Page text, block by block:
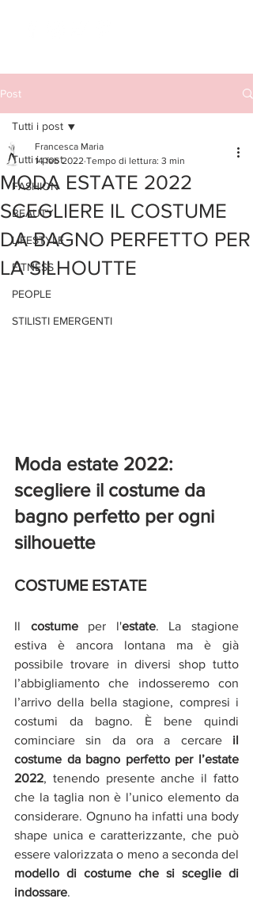
Post
Tutti i post
FASHION
BEAUTY
LIFESTYLE
FITNESS
PEOPLE
STILISTI EMERGENTI
Tutti i post
MODA ESTATE 2022
SCEGLIERE IL COSTUME
DA BAGNO PERFETTO PER
LA SILHOUTTE
Francesca Maria
14 feb 2022 Tempo di lettura: 3 min
Moda estate 2022:
scegliere il costume da
bagno perfetto per ogni
silhouette
COSTUME ESTATE
Il costume per l'estate. La stagione
estiva è ancora lontana ma è già
possibile trovare in diversi shop tutto
l’abbigliamento che indosseremo con
l’arrivo della bella stagione, compresi i
costumi da bagno. È bene quindi
cominciare sin da ora a cercare il
costume da bagno perfetto per l’estate
2022, tenendo presente anche il fatto
che la taglia non è l’unico elemento da
considerare. Ognuno ha infatti una body
shape unica e caratterizzante, che può
modello di costume che si sceglie di
indossare.